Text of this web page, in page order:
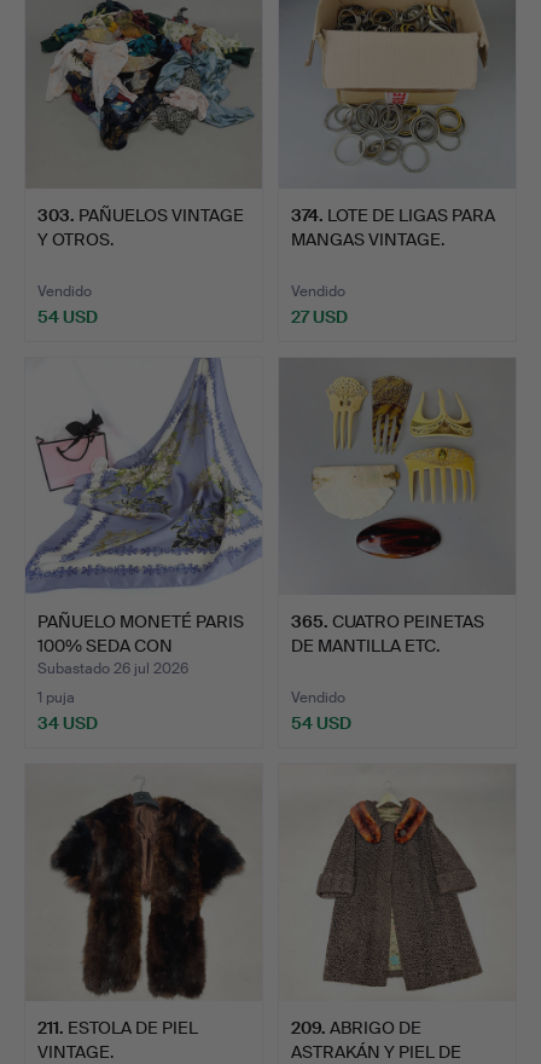
303. PAÑUELOS VINTAGE
Y OTROS.
Vendido
54 USD
374. LOTE DE LIGAS PARA
MANGAS VINTAGE.
Vendido
27 USD
PAÑUELO MONETÉ PARIS
100% SEDA CON
ESTAMPA…
Subastado 26 jul 2026
1 puja
34 USD
365. CUATRO PEINETAS
DE MANTILLA ETC.
Vendido
54 USD
211. ESTOLA DE PIEL
VINTAGE.
209. ABRIGO DE
ASTRAKÁN Y PIEL DE